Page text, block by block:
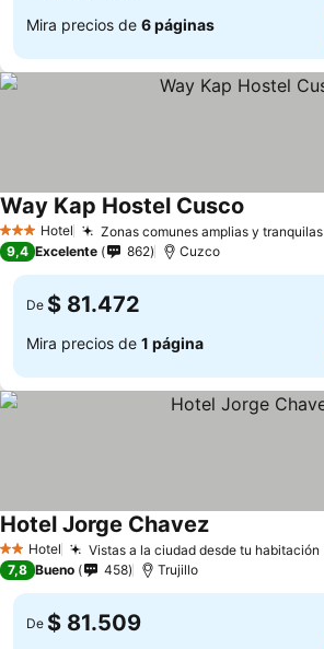
Mira precios de 6 páginas
3 Estrellas
Hotel Zonas comunes amplias y tranquilas
Way Kap Hostel Cusco
9,4 Excelente 862 Cuzco
De $ 81.472
Mira precios de 1 página
2 Estrellas
Hotel Vistas a la ciudad desde tu habitación
Hotel Jorge Chavez
7,8 Bueno 458 Trujillo
De $ 81.509